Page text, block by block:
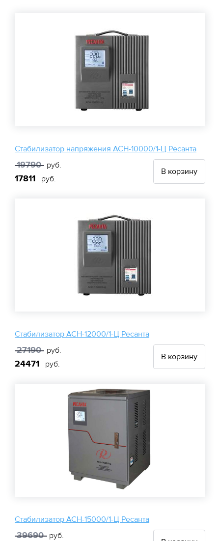
Стабилизатор напряжения АСН-10000/1-Ц Ресанта
19790 руб.
17811 руб.
В корзину
Стабилизатор АСН-12000/1-Ц Ресанта
27190 руб.
24471 руб.
В корзину
Стабилизатор АСН-15000/1-Ц Ресанта
39690 руб.